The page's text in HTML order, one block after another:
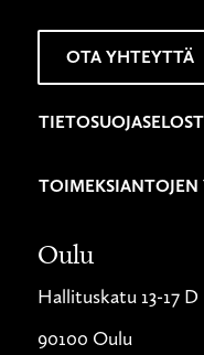
OTA YHTEYTTÄ
TOIMEKSIANTOJEN
Oulu
Hallituskatu 13-17 D
90100 Oulu